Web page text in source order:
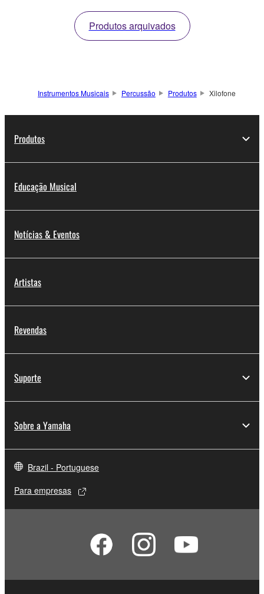
Produtos arquivados
Instrumentos Musicais Percussão Produtos Xilofone
Produtos
Educação Musical
Notícias & Eventos
Artistas
Revendas
Suporte
Sobre a Yamaha
Brazil - Portuguese
Para empresas